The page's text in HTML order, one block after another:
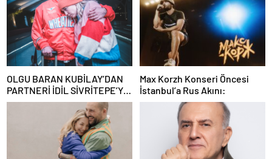
OLGU BARAN KUBİLAY’DAN
PARTNERİ İDİL SİVRİTEPE’YE
ÖVGÜ DOLU SÖZLER!
Max Korzh Konseri Öncesi
İstanbul’a Rus Akını: